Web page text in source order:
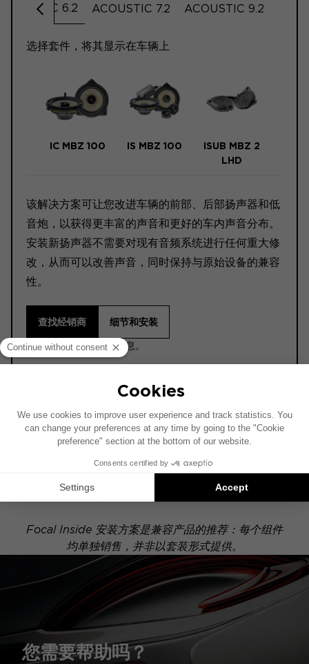
向左滚动
6.2 ACOUSTIC 7.2 ACOUSTIC 9.2
选择套件，将其显示在车辆上
IC MBZ 100 IS MBZ 100
ISUB MBZ 2
LHD
该解决方案可让您改进车辆的前部、后部扬声器和低
音炮，以获得更丰富的声音和更好的车内声音分布。
安装新扬声器不需要对现有音频系统进行任何重大修
改，从而可以改善声音，同时保持与原始设备的兼容
性。
查找经销商 细节和安装
ⓘ 请在购买前阅读本信息。
ACTIVE 6.2
此安装示意图基于配有原厂音响系统的车辆绘制。如果
Focal Inside 安装方案是兼容产品的推荐：每个组件
均单独销售，并非以套装形式提供。
您需要帮助吗？